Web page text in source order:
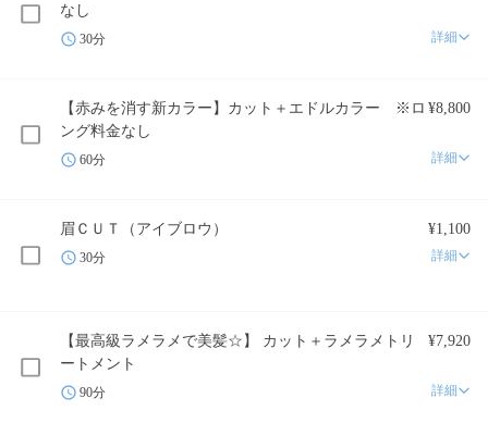
なし
30分 詳細
【赤みを消す新カラー】カット＋エドルカラー ※ロ
ング料金なし
¥8,800
60分 詳細
眉ＣＵＴ（アイブロウ） ¥1,100
30分 詳細
【最高級ラメラメで美髪☆】 カット＋ラメラメトリ
ートメント
¥7,920
90分 詳細